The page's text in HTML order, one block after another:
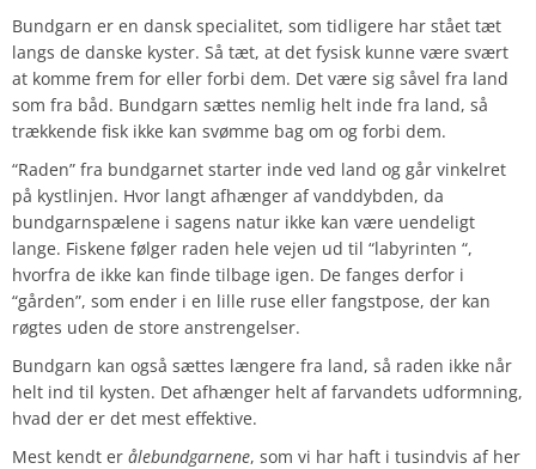
Bundgarn er en dansk specialitet, som tidligere har stået tæt
langs de danske kyster. Så tæt, at det fysisk kunne være svært
at komme frem for eller forbi dem. Det være sig såvel fra land
som fra båd. Bundgarn sættes nemlig helt inde fra land, så
trækkende fisk ikke kan svømme bag om og forbi dem.
“Raden” fra bundgarnet starter inde ved land og går vinkelret
på kystlinjen. Hvor langt afhænger af vanddybden, da
bundgarnspælene i sagens natur ikke kan være uendeligt
lange. Fiskene følger raden hele vejen ud til “labyrinten “,
hvorfra de ikke kan finde tilbage igen. De fanges derfor i
“gården”, som ender i en lille ruse eller fangstpose, der kan
røgtes uden de store anstrengelser.
Bundgarn kan også sættes længere fra land, så raden ikke når
helt ind til kysten. Det afhænger helt af farvandets udformning,
hvad der er det mest effektive.
Mest kendt er ålebundgarnene, som vi har haft i tusindvis af her